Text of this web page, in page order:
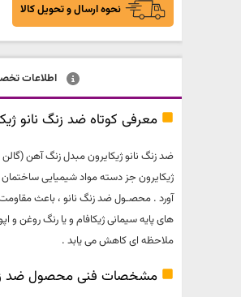
نحوه ارسال و تحویل کالا
اطلاعات
ژیکایرون جز دسته مواد شیمیایی
آورد . محصـول ضد زنگ نانو ، باعث مقاومت
های پایه سیمانی ژیکافام و یا رنگ روغن و
ملاحظه ای کاهش می یابد .
مشخصات فنی محصول ضد زنگ نانو